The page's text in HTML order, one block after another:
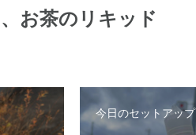
お茶のリキッド
今日のセットアップ